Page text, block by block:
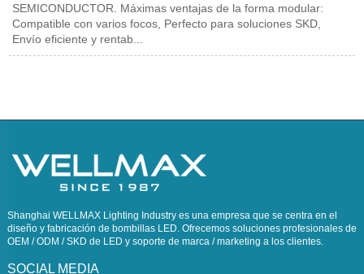
SEMICONDUCTOR. Máximas ventajas de la forma modular:
Compatible con varios focos, Perfecto para soluciones SKD,
Envío eficiente y rentab...
Shanghai WELLMAX Lighting Industry es una empresa que se centra en el
diseño y fabricación de bombillas LED. Ofrecemos soluciones profesionales de
OEM / ODM / SKD de LED y soporte de marca / marketing a los clientes.
SOCIAL MEDIA